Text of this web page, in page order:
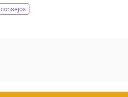
consejos